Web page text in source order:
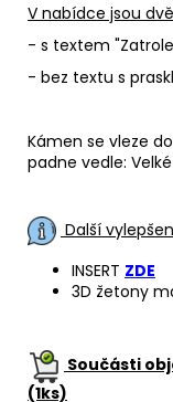
V nabídce jsou
- s textem
- bez textu s
Kámen se vleze
padne vedle:
Další
INSERT ZDE
3D žetony
Součásti
(1ks)